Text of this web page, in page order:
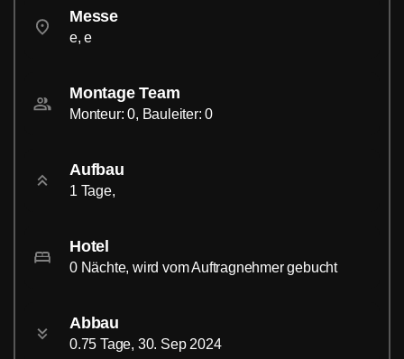
Messe
e, e
Montage Team
Monteur: 0, Bauleiter: 0
Aufbau
1 Tage,
Hotel
0 Nächte, wird vom Auftragnehmer gebucht
Abbau
0.75 Tage, 30. Sep 2024